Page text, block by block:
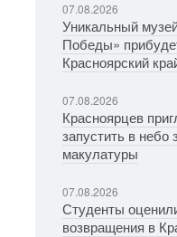
07.08.2026
Уникальный
Победы»
Красноярский
07.08.2026
Красноярцев
запустить в небо
макулатуры
07.08.2026
Студенты
возвращения в